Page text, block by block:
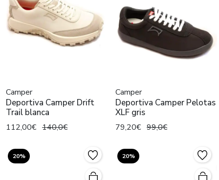
Camper
Deportiva Camper Drift
Trail blanca
112,00€ 140,0€
Camper
Deportiva Camper Pelotas
XLF gris
79,20€ 99,0€
20% 20%